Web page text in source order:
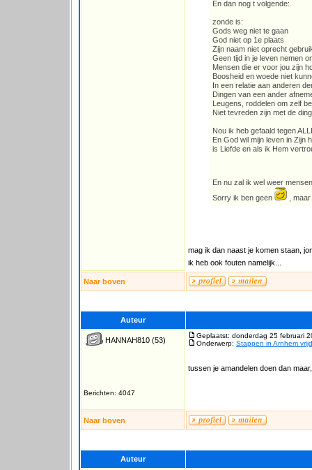
En dan nog t volgende:
zonde is:
Gods weg niet te gaan
God niet op 1e plaats
Zijn naam niet oprecht
Geen tijd in je leven nemen
Mensen die er voor jou zijn
Boosheid en woede niet
In een relatie aan anderen
Dingen van een ander
Leugens, roddelen om zelf
Niet tevreden zijn met de
Nou ik heb gefaald tegen
En God wil mijn leven in Zijn
is Liefde en als ik Hem
En nu zal ik wel weer
Sorry ik ben geen
,
mag ik dan naast je komen staan,
ik heb ook fouten namelijk...
Naar boven
Auteur
HANNAH810 (53)
Berichten: 4047
Geplaatst: donderdag 25 februari
Onderwerp: Stappen in Arnhem
tussen je amandelen doen dan
Naar boven
Auteur